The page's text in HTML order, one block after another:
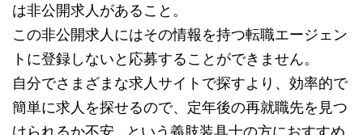
は非公開求人があること。
この非公開求人にはその情報を持つ転職エージェン
トに登録しないと応募することができません。
自分でさまざまな求人サイトで探すより、効率的で
簡単に求人を探せるので、定年後の再就職先を見つ
けられるか不安…という義肢装具士の方におすすめ